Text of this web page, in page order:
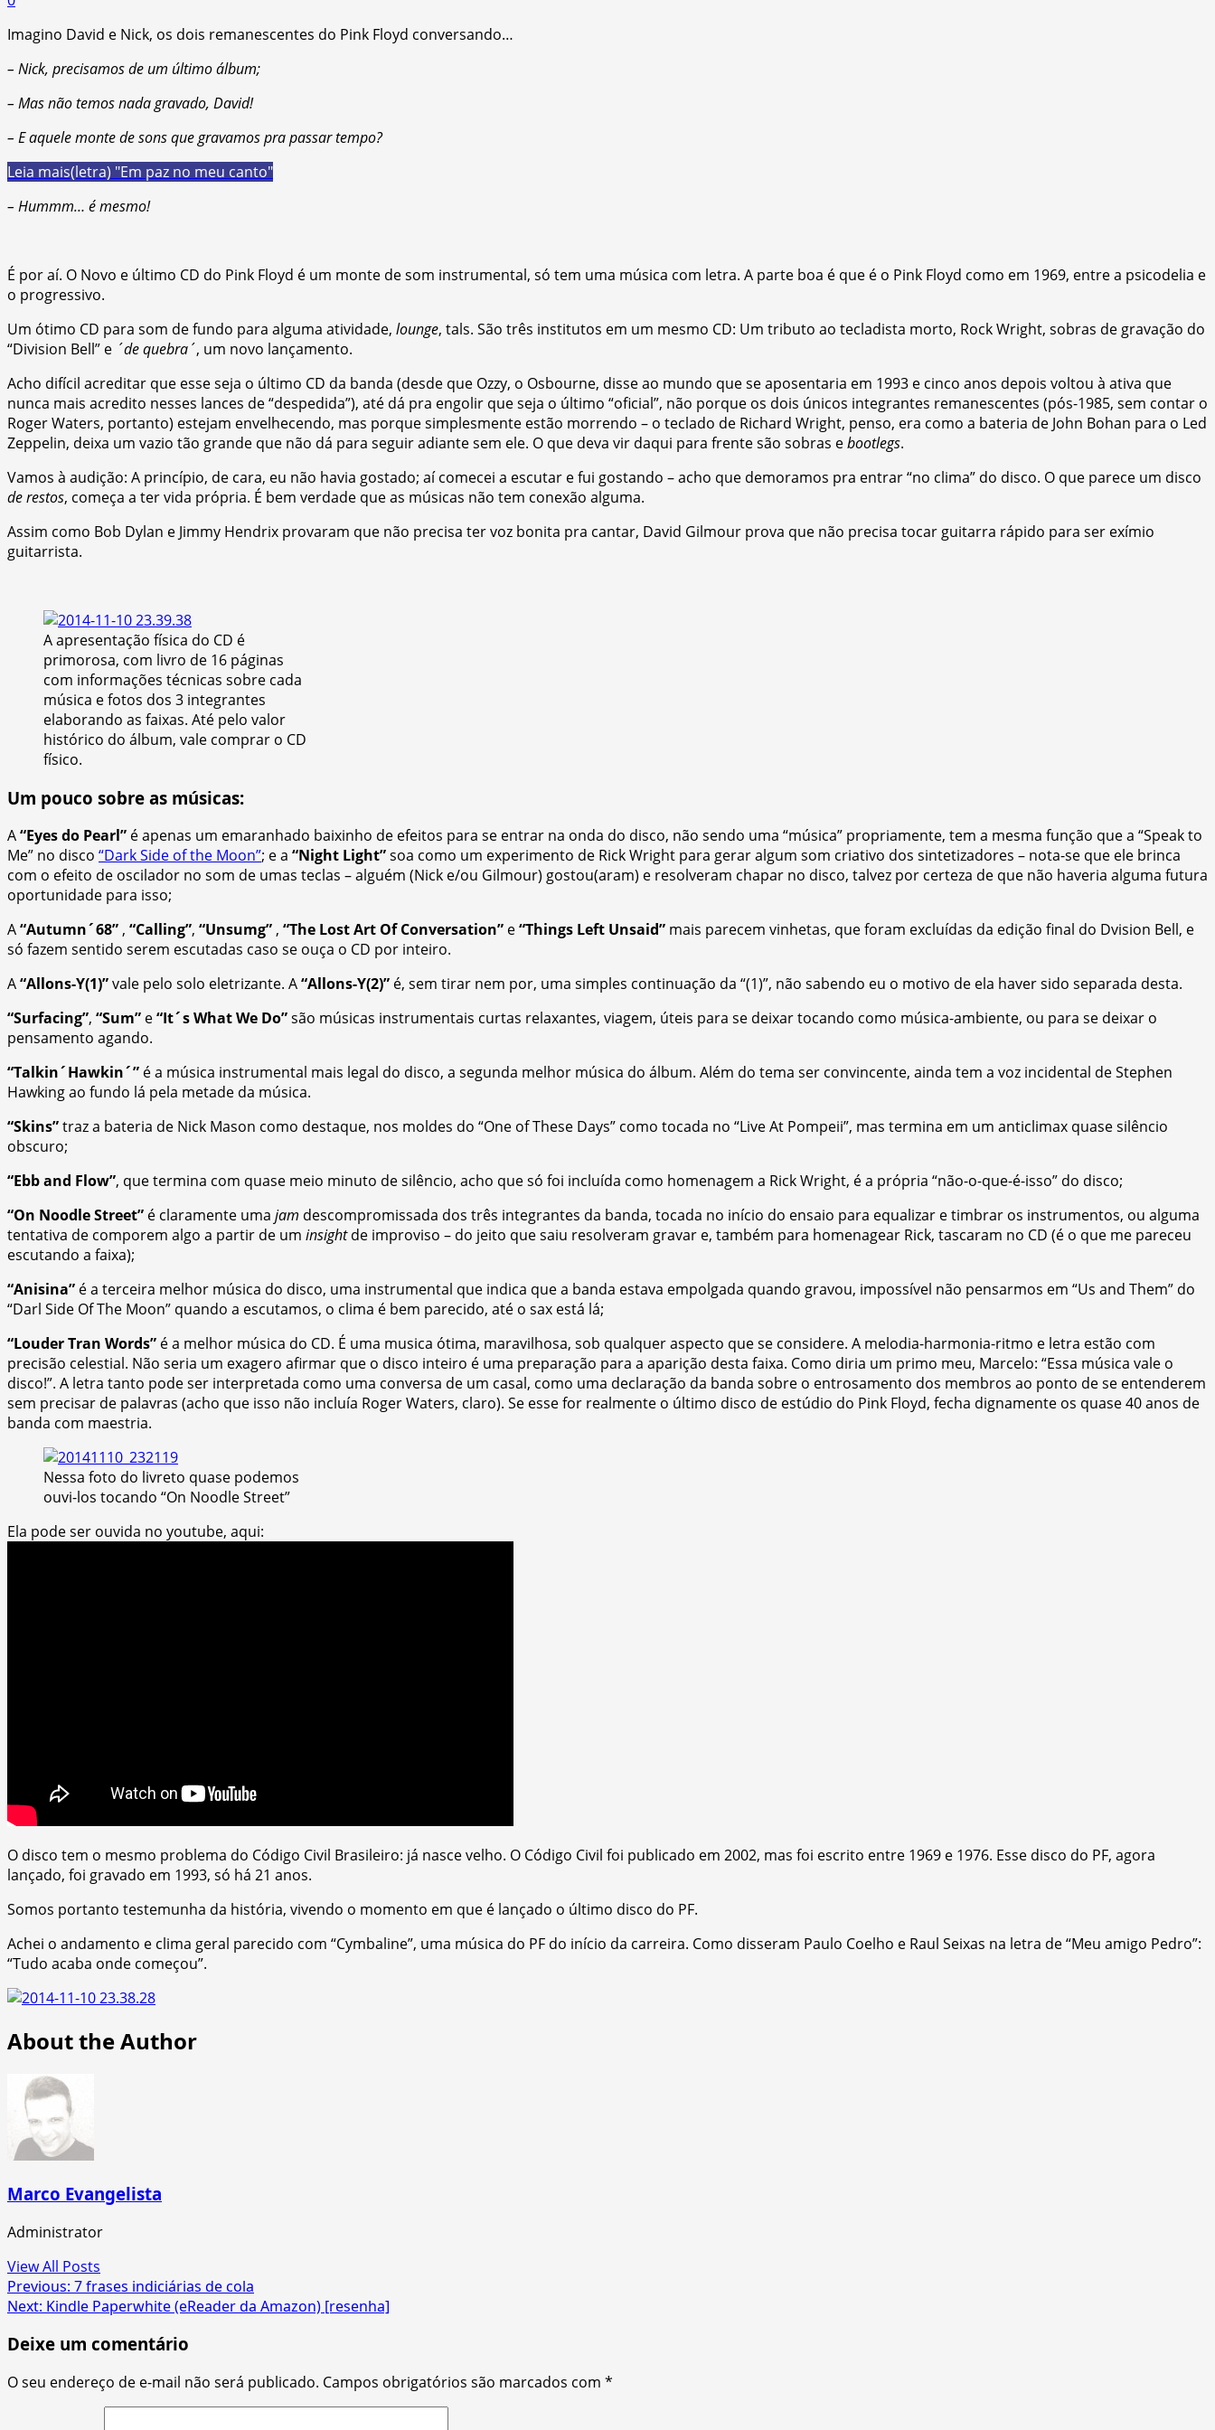
Imagino David e Nick, os dois remanescentes do Pink Floyd conversando…
– Nick, precisamos de um último álbum;
– Mas não temos nada gravado, David!
– E aquele monte de sons que gravamos pra passar tempo?
Leia mais(letra) "Em paz no meu canto"
– Hummm… é mesmo!
É por aí. O Novo e último CD do Pink Floyd é um monte de som instrumental, só tem uma música com letra. A parte boa é que é o Pink Floyd como em 1969, entre a psicodelia e
o progressivo.
Um ótimo CD para som de fundo para alguma atividade, lounge, tals. São três institutos em um mesmo CD: Um tributo ao tecladista morto, Rock Wright, sobras de gravação do
“Division Bell” e ´de quebra´, um novo lançamento.
Acho difícil acreditar que esse seja o último CD da banda (desde que Ozzy, o Osbourne, disse ao mundo que se aposentaria em 1993 e cinco anos depois voltou à ativa que
nunca mais acredito nesses lances de “despedida”), até dá pra engolir que seja o último “oficial”, não porque os dois únicos integrantes remanescentes (pós-1985, sem contar o
Roger Waters, portanto) estejam envelhecendo, mas porque simplesmente estão morrendo – o teclado de Richard Wright, penso, era como a bateria de John Bohan para o Led
Zeppelin, deixa um vazio tão grande que não dá para seguir adiante sem ele. O que deva vir daqui para frente são sobras ebootlegs.
Vamos à audição: A princípio, de cara, eu não havia gostado; aí comecei a escutar e fui gostando – acho que demoramos pra entrar “no clima” do disco. O que parece um disco
de restos, começa a ter vida própria. É bem verdade que as músicas não tem conexão alguma.
Assim como Bob Dylan e Jimmy Hendrix provaram que não precisa ter voz bonita pra cantar, David Gilmour prova que não precisa tocar guitarra rápido para ser exímio
guitarrista.
A apresentação física do CD é
primorosa, com livro de 16 páginas
com informações técnicas sobre cada
música e fotos dos 3 integrantes
elaborando as faixas. Até pelo valor
histórico do álbum, vale comprar o CD
físico.
Um pouco sobre as músicas:
A“Eyes do Pearl” é apenas um emaranhado baixinho de efeitos para se entrar na onda do disco, não sendo uma “música” propriamente, tem a mesma função que a “Speak to
Me” no disco “Dark Side of the Moon”; e a “Night Light”soa como um experimento de Rick Wright para gerar algum som criativo dos sintetizadores – nota-se que ele brinca
com o efeito de oscilador no som de umas teclas – alguém (Nick e/ou Gilmour) gostou(aram) e resolveram chapar no disco, talvez por certeza de que não haveria alguma futura
oportunidade para isso;
A“Autumn´68” , “Calling”, “Unsumg” , “The Lost Art Of Conversation” e“Things Left Unsaid” mais parecem vinhetas, que foram excluídas da edição final do Dvision Bell, e
só fazem sentido serem escutadas caso se ouça o CD por inteiro.
A“Allons-Y(1)”vale pelo solo eletrizante. A“Allons-Y(2)” é, sem tirar nem por, uma simples continuação da “(1)”, não sabendo eu o motivo de ela haver sido separada desta.
“Surfacing”, “Sum” e“It´s What We Do”são músicas instrumentais curtas relaxantes, viagem, úteis para se deixar tocando como música-ambiente, ou para se deixar o
pensamento agando.
“Talkin´Hawkin´” é a música instrumental mais legal do disco, a segunda melhor música do álbum. Além do tema ser convincente, ainda tem a voz incidental de Stephen
Hawking ao fundo lá pela metade da música.
“Skins”traz a bateria de Nick Mason como destaque, nos moldes do “One of These Days” como tocada no “Live At Pompeii”, mas termina em um anticlimax quase silêncio
obscuro;
“Ebb and Flow”, que termina com quase meio minuto de silêncio, acho que só foi incluída como homenagem a Rick Wright, é a própria “não-o-que-é-isso” do disco;
“On Noodle Street” é claramente uma jam descompromissada dos três integrantes da banda, tocada no início do ensaio para equalizar e timbrar os instrumentos, ou alguma
tentativa de comporem algo a partir de um insightde improviso – do jeito que saiu resolveram gravar e, também para homenagear Rick, tascaram no CD (é o que me pareceu
escutando a faixa);
“Anisina” é a terceira melhor música do disco, uma instrumental que indica que a banda estava empolgada quando gravou, impossível não pensarmos em “Us and Them” do
“Darl Side Of The Moon” quando a escutamos, o clima é bem parecido, até o sax está lá;
“Louder Tran Words” é a melhor música do CD. É uma musica ótima, maravilhosa, sob qualquer aspecto que se considere. A melodia-harmonia-ritmo e letra estão com
precisão celestial. Não seria um exagero afirmar que o disco inteiro é uma preparação para a aparição desta faixa. Como diria um primo meu, Marcelo: “Essa música vale o
disco!”. A letra tanto pode ser interpretada como uma conversa de um casal, como uma declaração da banda sobre o entrosamento dos membros ao ponto de se entenderem
sem precisar de palavras (acho que isso não incluía Roger Waters, claro). Se esse for realmente o último disco de estúdio do Pink Floyd, fecha dignamente os quase 40 anos de
banda com maestria.
Nessa foto do livreto quase podemos
ouvi-los tocando “On Noodle Street”
Ela pode ser ouvida no youtube, aqui:
O disco tem o mesmo problema do Código Civil Brasileiro: já nasce velho. O Código Civil foi publicado em 2002, mas foi escrito entre 1969 e 1976. Esse disco do PF, agora
lançado, foi gravado em 1993, só há 21 anos.
Somos portanto testemunha da história, vivendo o momento em que é lançado o último disco do PF.
Achei o andamento e clima geral parecido com “Cymbaline”, uma música do PF do início da carreira. Como disseram Paulo Coelho e Raul Seixas na letra de “Meu amigo Pedro”:
“Tudo acaba onde começou”.
About the Author
Marco Evangelista
Administrator
View All Posts
Post
navigation
Previous: 7 frases indiciárias de cola
Next: Kindle Paperwhite (eReader da Amazon) [resenha]
Deixe um comentário
O seu endereço de e-mail não será publicado. Campos obrigatórios são marcados com *